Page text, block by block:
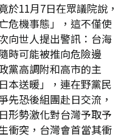
於11月7日在眾議院說，
危機事態」，這不僅使
向世人提出警訊：台海
時可能被推向危險邊
黨高調附和高市的主
本送暖」，連在野黨民
先恐後組團赴日交流，
形勢激化對台灣予取予
衝突，台灣會首當其衝